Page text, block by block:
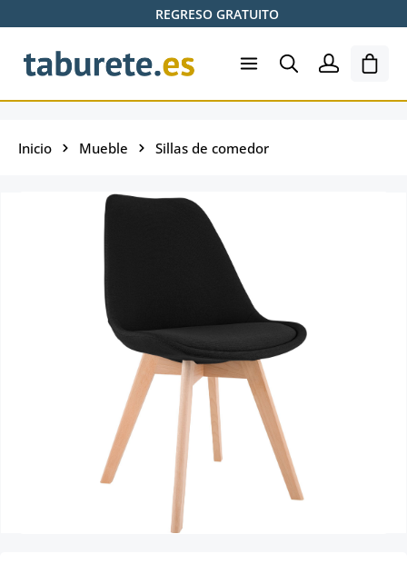
Saltar al contenido principalREGRESO GRATUITO
El
Inicio Mueble Sillas de comedor